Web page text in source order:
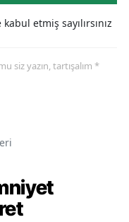
etmiş sayılırsınız
siz yazın, tartışalım *